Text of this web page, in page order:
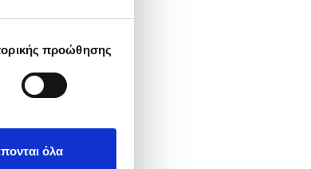
προώθησης
όλα
with